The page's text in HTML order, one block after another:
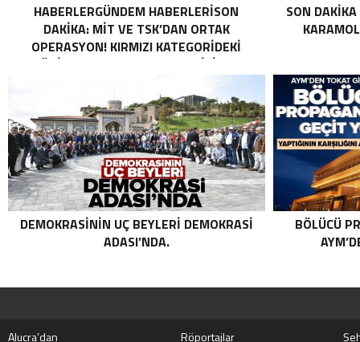
HABERLERGÜNDEM HABERLERISON
DAKIKA: MİT VE TSK’DAN ORTAK
OPERASYON! KIRMIZI KATEGORIDEKI
TERÖRIST NAZLI TAŞPINAR ETKISIZ HALE
ORTAK OPERASYON! KIRMIZI
KATEGORIDEKI TERÖRIST NAZLI
TAŞPINAR ETKISIZ HALE GETIRILDI .
SON
DEMOKRASININ UÇ BEYLERI DEMOKRASI
ADASI’NDA.
BÖLÜCÜ
Alucra’dan Röportajlar